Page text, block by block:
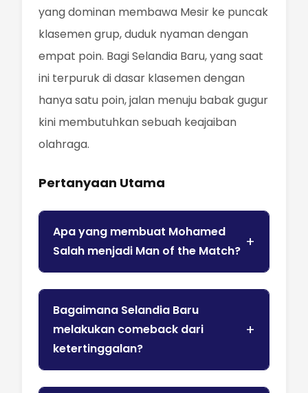
yang dominan membawa Mesir ke puncak
klasemen grup, duduk nyaman dengan
empat poin. Bagi Selandia Baru, yang saat
ini terpuruk di dasar klasemen dengan
hanya satu poin, jalan menuju babak gugur
kini membutuhkan sebuah keajaiban
olahraga.
Pertanyaan Utama
Apa yang membuat Mohamed
Salah menjadi Man of the Match?
Bagaimana Selandia Baru
melakukan comeback dari
ketertinggalan?